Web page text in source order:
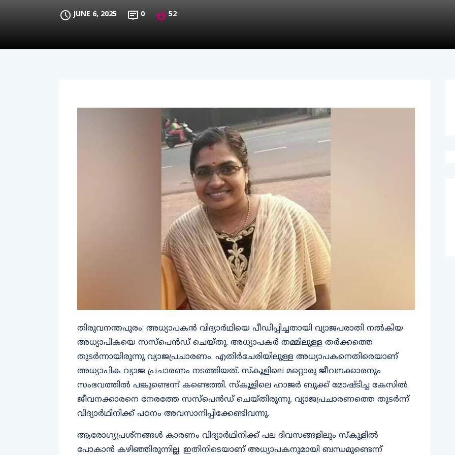
തിരുവനന്തപുരം: അധ്യാപകൻ വിദ്യാർഥിയെ പീഡിപ്പിച്ചതായി വ്യാജപരാതി നൽകിയ
അധ്യാപികയെ സസ്പെൻഡ് ചെയ്തു. അധ്യാപകർ തമ്മിലുള്ള തർക്കത്തെ
തുടർന്നായിരുന്നു വ്യാജപ്രചാരണം. എതിർചേരിയിലുള്ള അധ്യാപകനെതിരെയാണ്
അധ്യാപിക വ്യാജ പ്രചാരണം നടത്തിയത്. സ്കൂളിലെ മറ്റൊരു ജീവനക്കാരനും
സംഭവത്തിൽ പങ്കുണ്ടെന്ന് കണ്ടെത്തി. സ്കൂളിലെ ഹാജർ ബുക്ക് മോഷ്ടിച്ച കേസിൽ
ജീവനക്കാരനെ നേരത്തേ സസ്പെൻഡ് ചെയ്തിരുന്നു. വ്യാജപ്രചാരണത്തെ തുടർന്ന്
വിദ്യാർഥിനിക്ക് പഠനം അവസാനിപ്പിക്കേണ്ടിവന്നു.
ആരോഗ്യപ്രശ്നങ്ങൾ കാരണം വിദ്യാർഥിനിക്ക് പല ദിവസങ്ങളിലും സ്കൂളിൽ